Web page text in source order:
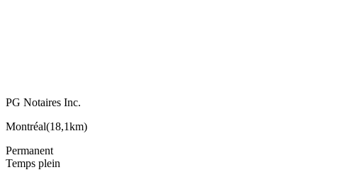
PG Notaires Inc.
Montréal(18,1km)
Permanent
Temps plein